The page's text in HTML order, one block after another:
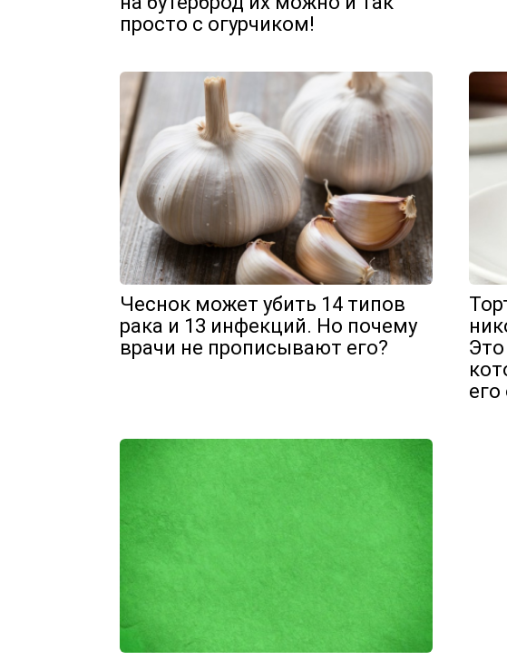
просто с огурчиком!
Чеснок может убить 14 типов
рака и 13 инфекций. Но почему
врачи не прописывают его?
его